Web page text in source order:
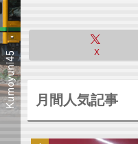
X
月間人気記事